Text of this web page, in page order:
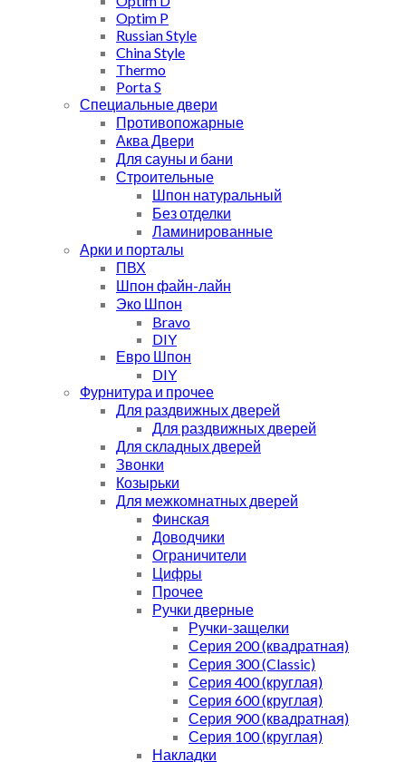
Optim P
Russian Style
China Style
Thermo
Porta S
Специальные двери
Противопожарные
Аква Двери
Для сауны и бани
Строительные
Шпон натуральный
Без отделки
Ламинированные
Арки и порталы
ПВХ
Шпон файн-лайн
Эко Шпон
Bravo
DIY
Евро Шпон
DIY
Фурнитура и прочее
Для раздвижных дверей
Для раздвижных дверей
Для складных дверей
Звонки
Козырьки
Для межкомнатных дверей
Финская
Доводчики
Ограничители
Цифры
Прочее
Ручки дверные
Ручки-защелки
Серия 200 (квадратная)
Серия 300 (Classic)
Серия 400 (круглая)
Серия 600 (круглая)
Серия 900 (квадратная)
Серия 100 (круглая)
Накладки